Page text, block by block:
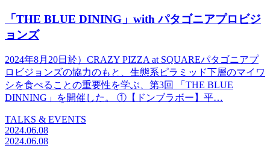
「THE BLUE DINING」with パタゴニアプロビジ
ョンズ
2024年8月20日於）CRAZY PIZZA at SQUAREパタゴニアプ
ロビジョンズの協力のもと、生態系ピラミッド下層のマイワ
シを食べることの重要性を学ぶ、第3回 「THE BLUE
DINNING」を開催した。 ①【ドンブラボー】平…
TALKS & EVENTS
2024.06.08
2024.06.08